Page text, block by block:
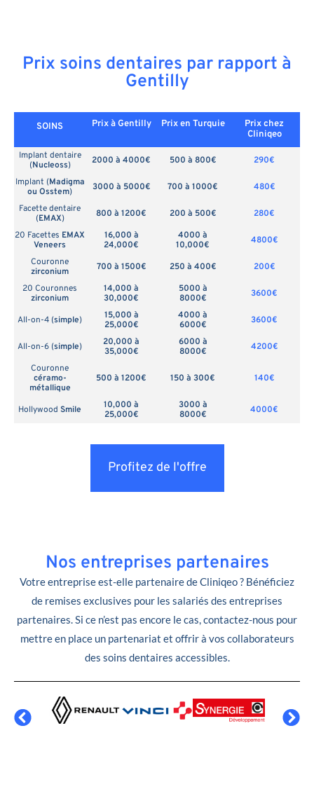
Prix soins dentaires par rapport à
Gentilly
SOINS Prix à Gentilly Prix en Turquie
Prix chez
Cliniqeo
Implant dentaire
(Nucleoss) 2000 à 4000€ 500 à 800€
290€
Implant (Madigma
ou Osstem) 3000 à 5000€ 700 à 1000€
480€
Facette dentaire
(EMAX) 800 à 1200€ 200 à 500€
280€
20 Facettes EMAX
Veneers
16,000 à
24,000€
4000 à
10,000€
4800€
Couronne
zirconium
700 à 1500€ 250 à 400€
200€
20 Couronnes
zirconium
14,000 à
30,000€
5000 à
8000€
3600€
All-on-4 (simple)
15,000 à
25,000€
4000 à
6000€
3600€
All-on-6 (simple)
20,000 à
35,000€
6000 à
8000€
4200€
Couronne
céramo-
métallique
500 à 1200€ 150 à 300€ 140€
Hollywood Smile
10,000 à
25,000€
3000 à
8000€
4000€
Profitez de l'offre
Nos entreprises partenaires
Votre entreprise est-elle partenaire de Cliniqeo ? Bénéficiez
de remises exclusives pour les salariés des entreprises
partenaires. Si ce n’est pas encore le cas, contactez-nous pour
mettre en place un partenariat et offrir à vos collaborateurs
des soins dentaires accessibles.